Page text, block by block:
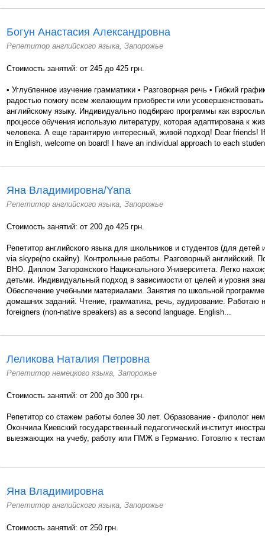
Богун Анастасия Александровна
Репетитор английского языка, Запорожье
Стоимость занятий: от 245 до 425 грн.
• Углубленное изучение грамматики • Разговорная речь • Гибкий
радостью помогу всем желающим приобрести или усовершенствовать
английскому языку. Индивидуально подбираю программы как
процессе обучения использую литературу, которая адаптирована к
человека. А еще гарантирую интересный, живой подход! Dear friends!
in English, welcome on board! I have an individual approach to each
Яна Владимировна/Yana
Репетитор английского языка, Запорожье
Стоимость занятий: от 200 до 425 грн.
Репетитор английского языка для школьников и студентов (для детей
via skype(по скайпу). Контрольные работы. Разговорный английский.
ВНО. Диплом Запорожского Национального Университета. Легко
детьми. Индивидуальный подход в зависимости от целей и уровня
Обеспечение учебными материалами. Занятия по школьной
домашних заданий. Чтение, грамматика, речь, аудирование. Работаю
foreigners (non-native speakers) as a second language. English...
Леликова Наталия Петровна
Репетитор немецкого языка, Запорожье
Стоимость занятий: от 200 до 300 грн.
Репетитор со стажем работы более 30 лет. Образование - филолог
Окончила Киевский государственный педагогический институт
выезжающих на учебу, работу или ПМЖ в Германию. Готовлю к тестам
Яна Владимировна
Репетитор английского языка, Запорожье
Стоимость занятий: от 250 грн.